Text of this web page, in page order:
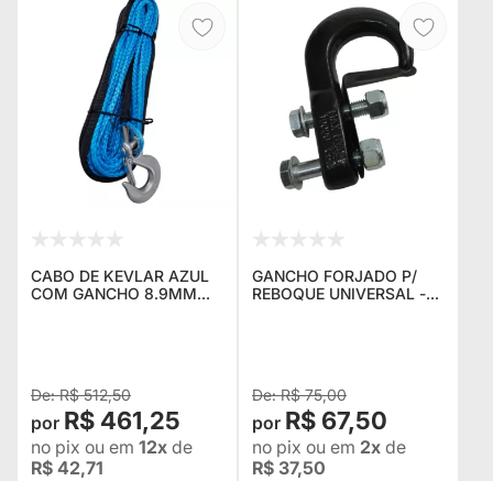
CABO DE KEVLAR AZUL
COM GANCHO 8.9MM
R$ 512,50
R$ 461,25
no pix ou em 12x de
R$ 42,71
GANCHO FORJADO P/
REBOQUE UNIVERSAL -
R$ 75,00
R$ 67,50
no pix ou em 2x de
R$ 37,50